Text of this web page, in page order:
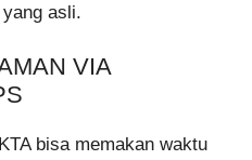
asli.
VIA
bisa memakan waktu